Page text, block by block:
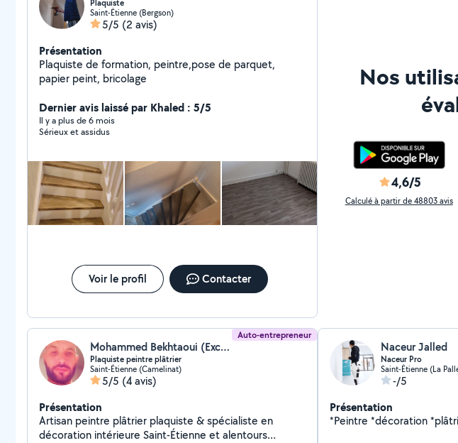
Plaquiste
Saint-Étienne (Bergson)
5/5 (2 avis)
Présentation
Plaquiste de formation, peintre,pose de parquet,
papier peint, bricolage
Dernier avis laissé par Khaled : 5/5
Il y a plus de 6 mois
Sérieux et assidus
Voir le profil Contacter
Nos
4,6/5
Calculé à partir de 48803 avis
Auto-entrepreneur
Mohammed Bekhtaoui (Excellence Services)
Plaquiste peintre plâtrier
Saint-Étienne (Camelinat)
5/5 (4 avis)
Présentation
Artisan peintre plâtrier plaquiste & spécialiste en
décoration intérieure Saint-Étienne et alentours
Naceur Jalled
Naceur Pro
Saint-Étienne (La
-/5
Présentation